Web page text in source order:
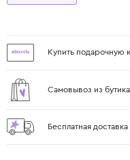
Купить подарочную
Самовывоз из бутика
Бесплатная